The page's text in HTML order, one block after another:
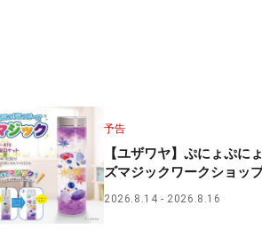
ーズ
予告
【ユザワヤ】ぷにょぷに
ズマジックワークショッ
2026.8.14 2026.8.16